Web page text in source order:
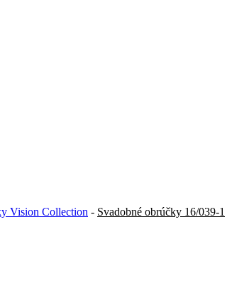
Vision Collection - Svadobné obrúčky 16/039-1